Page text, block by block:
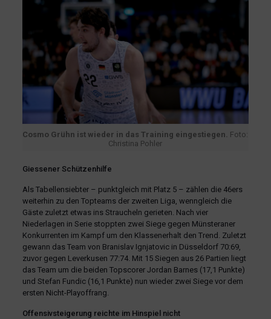
Cosmo Grühn ist wieder in das Training eingestiegen. Foto:
Christina Pohler
Giessener Schützenhilfe
Als Tabellensiebter – punktgleich mit Platz 5 – zählen die 46ers
weiterhin zu den Topteams der zweiten Liga, wenngleich die
Gäste zuletzt etwas ins Straucheln gerieten. Nach vier
Niederlagen in Serie stoppten zwei Siege gegen Münsteraner
Konkurrenten im Kampf um den Klassenerhalt den Trend. Zuletzt
gewann das Team von Branislav Ignjatovic in Düsseldorf 70:69,
zuvor gegen Leverkusen 77:74. Mit 15 Siegen aus 26 Partien liegt
das Team um die beiden Topscorer Jordan Barnes (17,1 Punkte)
und Stefan Fundic (16,1 Punkte) nun wieder zwei Siege vor dem
ersten Nicht-Playoffrang.
Offensivsteigerung reichte im Hinspiel nicht